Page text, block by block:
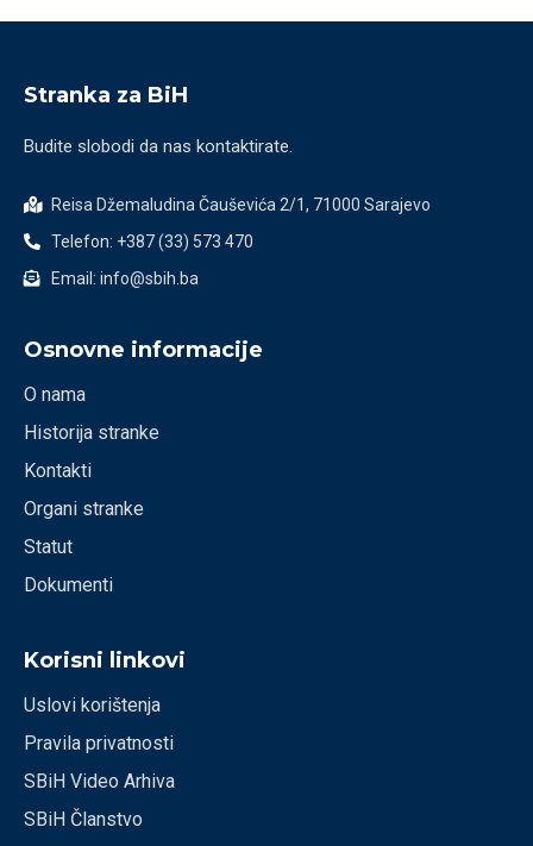
Stranka za BiH
Budite slobodi da nas kontaktirate.
Reisa Džemaludina Čauševića 2/1, 71000 Sarajevo
Telefon: +387 (33) 573 470
Email: info@sbih.ba
Osnovne informacije
O nama
Historija stranke
Kontakti
Organi stranke
Statut
Dokumenti
Korisni linkovi
Uslovi korištenja
Pravila privatnosti
SBiH Video Arhiva
SBiH Članstvo